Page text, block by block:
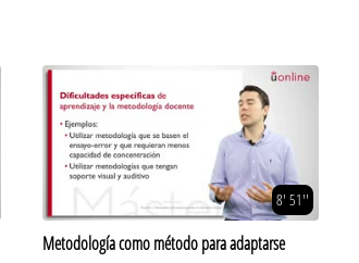
8' 51''
Metodología como método para adaptarse